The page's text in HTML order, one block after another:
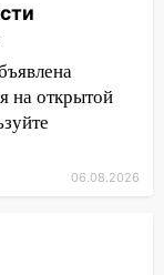
в
в
на открытой
06.08.2026